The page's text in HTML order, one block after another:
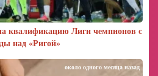
квалификацию Лиги чемпионов с
над «Ригой»
около одного месяца назад